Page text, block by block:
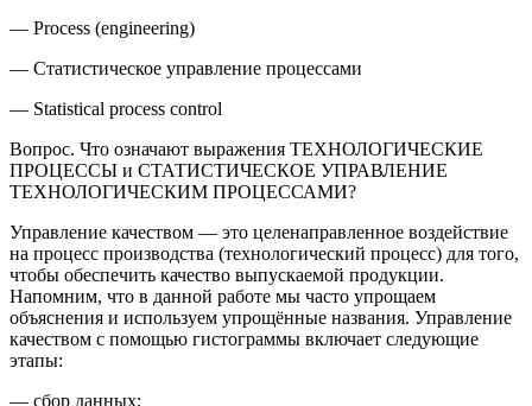
— Process (engineering)
— Статистическое управление процессами
— Statistical process control
Вопрос. Что означают выражения ТЕХНОЛОГИЧЕСКИЕ
ПРОЦЕССЫ и СТАТИСТИЧЕСКОЕ УПРАВЛЕНИЕ
ТЕХНОЛОГИЧЕСКИМ ПРОЦЕССАМИ?
Управление качеством — это целенаправленное воздействие
на процесс производства (технологический процесс) для того,
чтобы обеспечить качество выпускаемой продукции.
Напомним, что в данной работе мы часто упрощаем
объяснения и используем упрощённые названия. Управление
качеством с помощью гистограммы включает следующие
этапы:
— сбор данных;